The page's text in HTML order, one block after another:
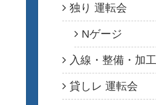
独り 運転会
Nゲージ
入線・整備・加工
貸しレ 運転会